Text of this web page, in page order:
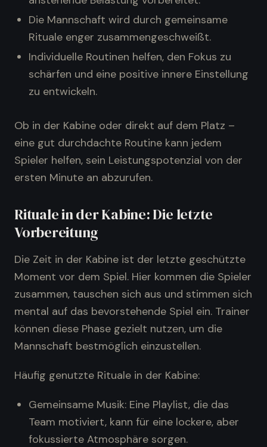
Die Mannschaft wird durch gemeinsame
Rituale enger zusammengeschweißt.
Individuelle Routinen helfen, den Fokus zu
schärfen und eine positive innere Einstellung
zu entwickeln.
Ob in der Kabine oder direkt auf dem Platz –
eine gut durchdachte Routine kann jedem
Spieler helfen, sein Leistungspotenzial von der
ersten Minute an abzurufen.
Rituale in der Kabine: Die letzte
Vorbereitung
Die Zeit in der Kabine ist der letzte geschützte
Moment vor dem Spiel. Hier kommen die Spieler
zusammen, tauschen sich aus und stimmen sich
mental auf das bevorstehende Spiel ein. Trainer
können diese Phase gezielt nutzen, um die
Mannschaft bestmöglich einzustellen.
Häufig genutzte Rituale in der Kabine:
Gemeinsame Musik: Eine Playlist, die das
Team motiviert, kann für eine lockere, aber
fokussierte Atmosphäre sorgen.